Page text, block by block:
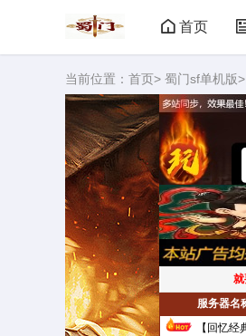
首页
当前位置： 首页> 蜀门sf单机版>